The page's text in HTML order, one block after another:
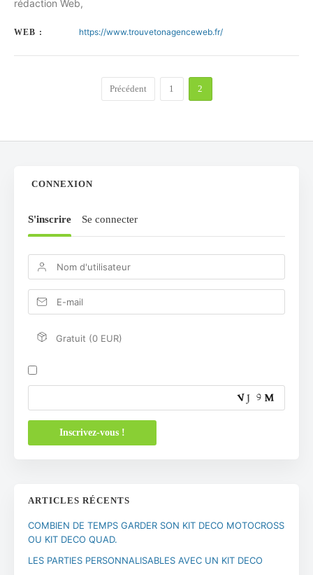
rédaction Web,
WEB : https://www.trouvetonagenceweb.fr/
Précédent 1 2
CONNEXION
S'inscrire Se connecter
Gratuit (0 EUR)
ARTICLES RÉCENTS
COMBIEN DE TEMPS GARDER SON KIT DECO MOTOCROSS
OU KIT DECO QUAD.
LES PARTIES PERSONNALISABLES AVEC UN KIT DECO